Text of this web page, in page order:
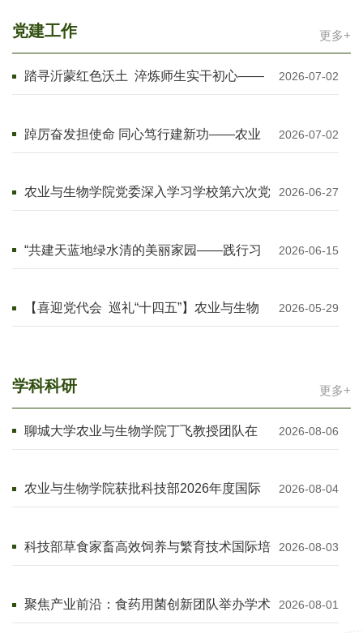
更多+
党建工作
2026-07-02
踏寻沂蒙红色沃土 淬炼师生实干初心——
农业与生物学院赴临沂开展红色实地教育
2026-07-02
踔厉奋发担使命 同心笃行建新功——农业
与生物学院召开庆祝建党105周年“七一”座
2026-06-27
农业与生物学院党委深入学习学校第六次党
代会精神
2026-06-15
“共建天蓝地绿水清的美丽家园——践行习
近平生态文明思想的时代答卷”主题读书会
2026-05-29
【喜迎党代会 巡礼“十四五”】农业与生物
学院：五红党建强根基 强农兴生谱新篇
更多+
学科科研
2026-08-06
聊城大学农业与生物学院丁飞教授团队在
《Trends in Food Science & Technology》
2026-08-04
农业与生物学院获批科技部2026年度国际
杰青计划项目
2026-08-03
科技部草食家畜高效饲养与繁育技术国际培
训班圆满结业
2026-08-01
聚焦产业前沿：食药用菌创新团队举办学术
交流报告会